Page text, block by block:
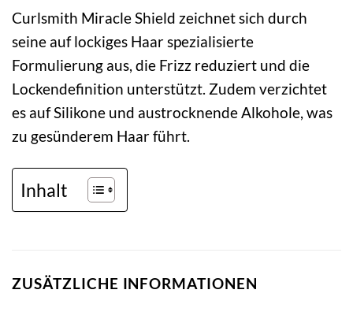
Curlsmith Miracle Shield zeichnet sich durch
seine auf lockiges Haar spezialisierte
Formulierung aus, die Frizz reduziert und die
Lockendefinition unterstützt. Zudem verzichtet
es auf Silikone und austrocknende Alkohole, was
zu gesünderem Haar führt.
Inhalt
ZUSÄTZLICHE INFORMATIONEN